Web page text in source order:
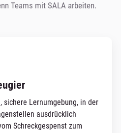
Teams mit SALA arbeiten.
sichere Lernumgebung, in der
ausdrücklich
Schreckgespenst zum